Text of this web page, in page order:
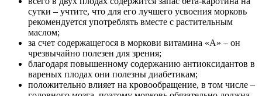
сутки – учтите, что для его лучшего усвоения морковь
рекомендуется употреблять вместе с растительным
маслом;
за счет содержащегося в моркови витамина «A» – он
чрезвычайно полезен для зрения;
благодаря повышенному содержанию антиоксидантов в
вареных плодах они полезны диабетикам;
положительно влияет на кровообращение, в том числе –